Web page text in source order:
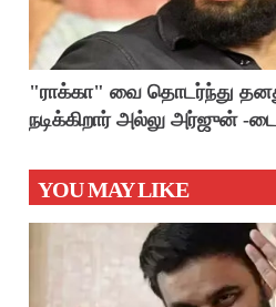
"ராக்கா" வை தொடர்ந்து
நடிக்கிறார் அல்லு அர்ஜுன் -
YOU MAY LIKE